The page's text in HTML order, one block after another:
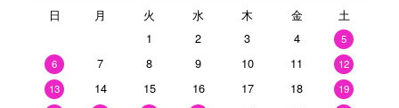
日 月 火 水 木 金
土
1
2 3 4
5
6
7 8 9 10 11
12
13
14 15 16 17 18
19